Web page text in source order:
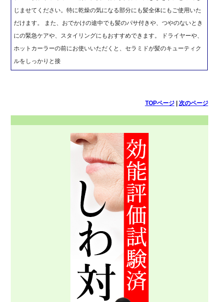
じませてください。特に乾燥の気になる部分にも髪全体にもご使用いた
だけます。 また、おでかけの途中でも髪のパサ付きや、つやのないとき
にの緊急ケアや、スタイリングにもおすすめできます。 ドライヤーや、
ホットカーラーの前にお使いいただくと、セラミドが髪のキューティク
ルをしっかりと接
TOPページ| 次のページ